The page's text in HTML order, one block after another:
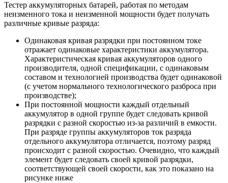
Тестер аккумуляторных батарей, работая по методам
неизменного тока и неизменной мощности будет получать
различные кривые разряда:
Одинаковая кривая разрядки при постоянном токе
отражает одинаковые характеристики аккумулятора.
Характеристическая кривая аккумуляторов одного
производителя, одной спецификации, с одинаковым
составом и технологией производства будет одинаковой
(с учетом нормального технологического разброса при
производстве);
При постоянной мощности каждый отдельный
аккумулятор в одной группе будет следовать кривой
разрядки с разной скоростью из-за различий в емкости.
При разряде группы аккумуляторов ток разряда
отдельного аккумулятора отличается, поэтому разряд
происходит с разной скоростью. Очевидно, что каждый
элемент будет следовать своей кривой разрядки,
соответствующей своей скорости, как это показано на
рисунке ниже